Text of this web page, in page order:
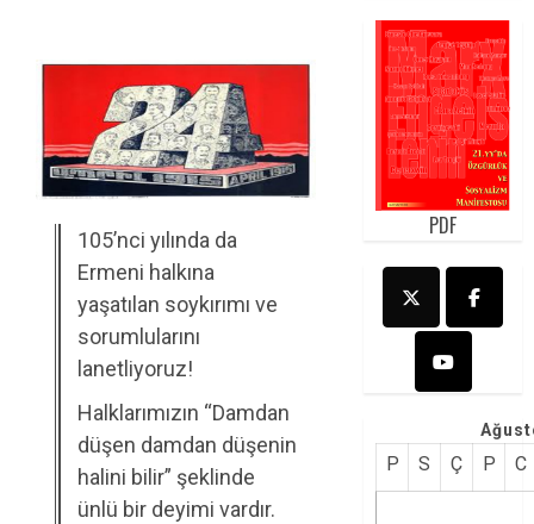
105’nci yılında da
Ermeni halkına
yaşatılan soykırımı ve
sorumlularını
lanetliyoruz!
Halklarımızın “Damdan
düşen damdan düşenin
halini bilir” şeklinde
ünlü bir deyimi vardır.
PDF
P S Ç P C